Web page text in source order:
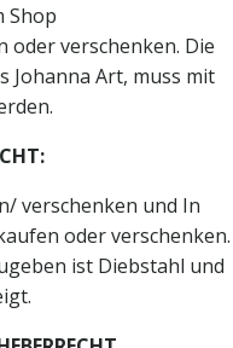
Shop
oder verschenken. Die
Johanna Art, muss mit
verschenken und In
oder verschenken.
ist Diebstahl und